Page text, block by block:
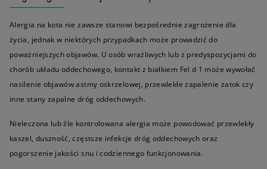
Alergia na kota nie zawsze stanowi bezpośrednie zagrożenie dla
życia, jednak w niektórych przypadkach może prowadzić do
poważniejszych objawów. U osób wrażliwych lub z predyspozycjami do
chorób układu oddechowego, kontakt z białkiem Fel d 1 może wywołać
nasilenie objawów astmy oskrzelowej, przewlekłe zapalenie zatok czy
inne stany zapalne dróg oddechowych.
Nieleczona lub źle kontrolowana alergia może powodować przewlekły
kaszel, duszność, częstsze infekcje dróg oddechowych oraz
pogorszenie jakości snu i codziennego funkcjonowania.